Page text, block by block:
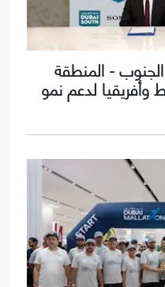
- المنطقة
لدعم نمو